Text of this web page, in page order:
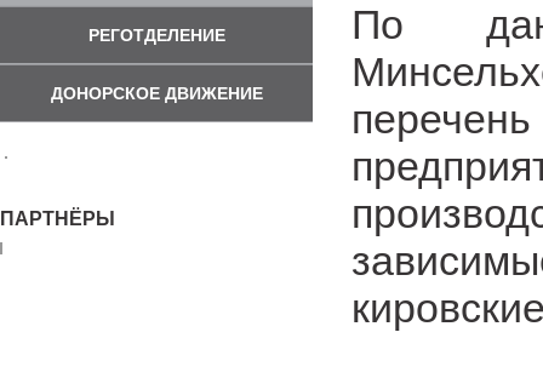
РЕГОТДЕЛЕНИЕ
ДОНОРСКОЕ ДВИЖЕНИЕ
ПАРТНЁРЫ
По